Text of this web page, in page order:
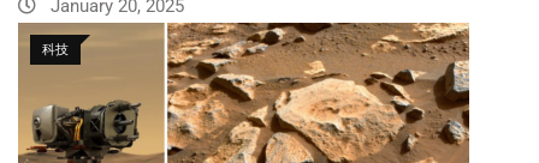
January 20, 2025
科技